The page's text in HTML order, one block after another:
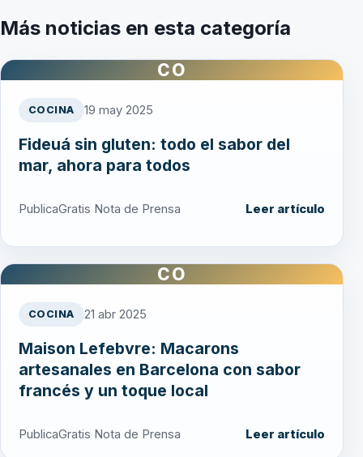
Más noticias en esta categoría
CO
COCINA 19 may 2025
Fideuá sin gluten: todo el sabor del
mar, ahora para todos
PublicaGratis Nota de Prensa Leer artículo
CO
COCINA 21 abr 2025
Maison Lefebvre: Macarons
artesanales en Barcelona con sabor
francés y un toque local
PublicaGratis Nota de Prensa Leer artículo